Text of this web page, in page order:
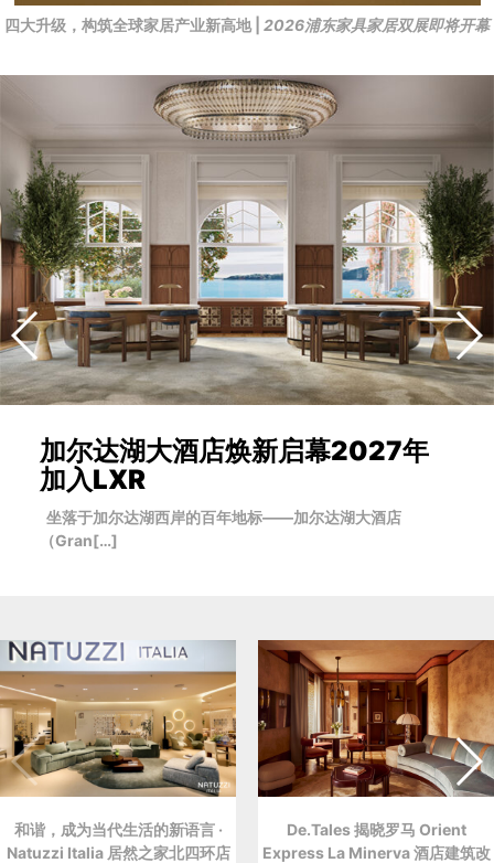
四大升级，构筑全球家居产业新高地 | 2026浦东家具家居双展即将开幕
加尔达湖大酒店焕新启幕2027年
加入LXR
坐落于加尔达湖西岸的百年地标——加尔达湖大酒店
（Gran[…]
和谐，成为当代生活的新语言 ·
Natuzzi Italia 居然之家北四环店
De.Tales 揭晓罗马 Orient
Express La Minerva 酒店建筑改